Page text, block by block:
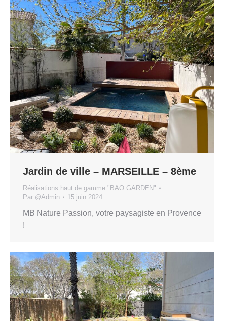
Jardin de ville – MARSEILLE – 8ème
Réalisations haut de gamme "BAO GARDEN"
Par @Admin 15 juin 2024
MB Nature Passion, votre paysagiste en Provence
!